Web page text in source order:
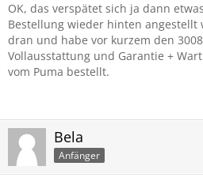
OK, das verspätet sich ja dann
Bestellung wieder hinten angestellt
dran und habe vor kurzem den
Vollausstattung und Garantie +
vom Puma bestellt.
Bela
Anfänger